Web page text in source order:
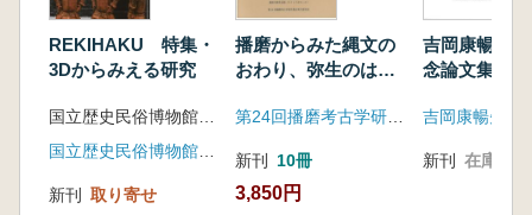
REKIHAKU 特集・
3Dからみえる研究
新刊 取り寄せ
播磨からみた縄文の
おわり、弥生のはじ
新刊 10冊
3,850円
吉岡康暢先
念論文集 学
新刊 在庫なし